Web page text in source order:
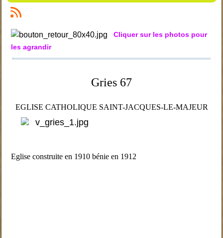
Cliquer sur les photos pour
les agrandir
Gries 67
EGLISE CATHOLIQUE SAINT-JACQUES-LE-MAJEUR
Eglise construite en 1910 bénie en 1912